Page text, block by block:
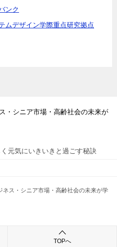
ンク
ムデザイン学際重点研究拠点
・シニア市場・高齢社会の未来が
元気にいきいきと過ごす秘訣
ス・シニア市場・高齢社会の未来が学
TOPへ